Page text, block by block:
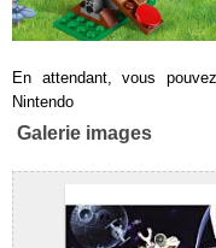
En attendant, vous
Nintendo
Galerie images